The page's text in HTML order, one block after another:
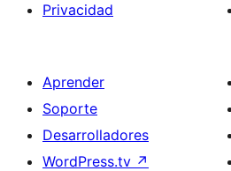
Privacidad
Aprender
Soporte
Desarrolladores
WordPress.tv ↗